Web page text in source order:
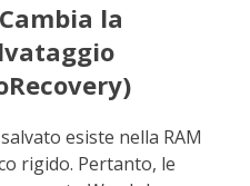
la
esiste nella RAM
rigido. Pertanto, le